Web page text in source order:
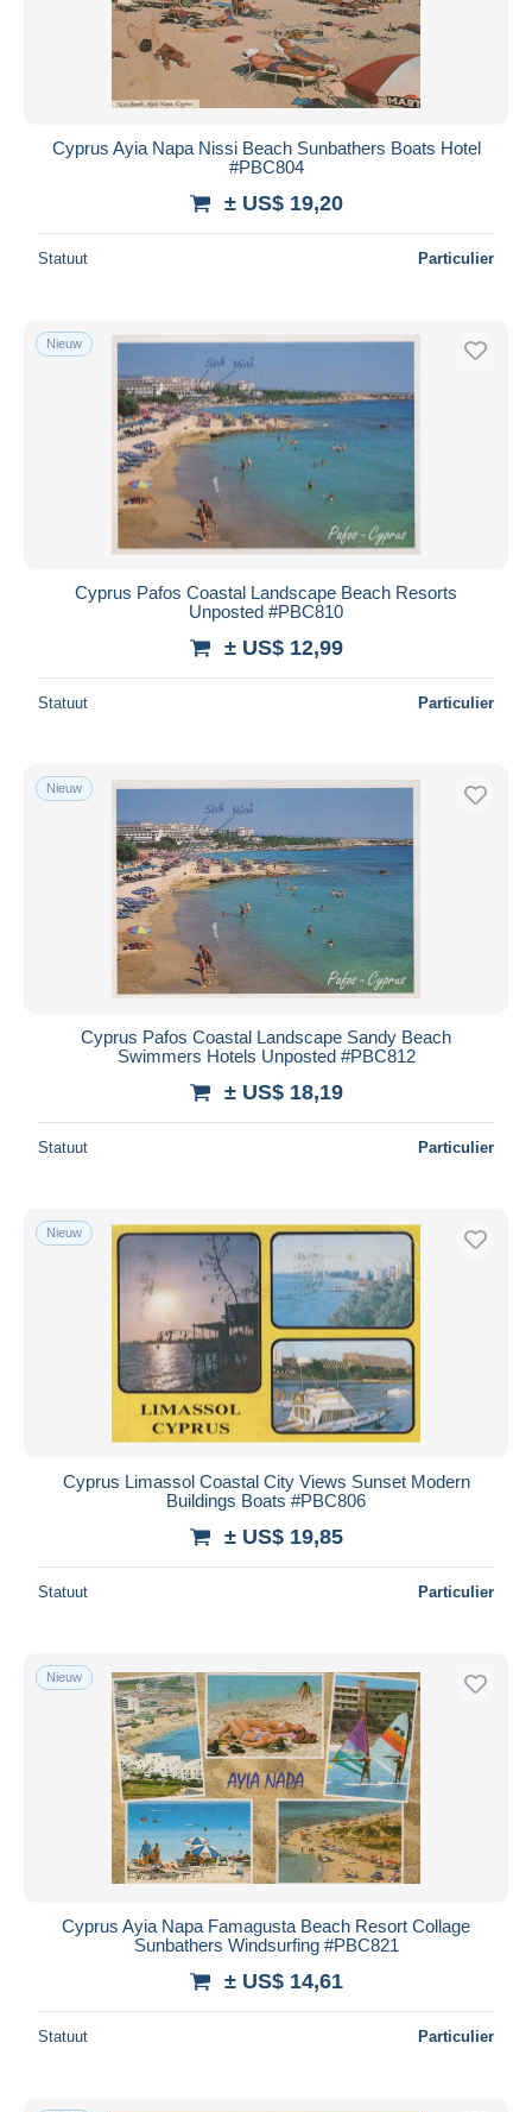
Cyprus Ayia Napa Nissi Beach Sunbathers Boats Hotel
#PBC804
± US$ 19,20
Statuut Particulier
Nieuw
Cyprus Pafos Coastal Landscape Beach Resorts
Unposted #PBC810
± US$ 12,99
Statuut Particulier
Nieuw
Cyprus Pafos Coastal Landscape Sandy Beach
Swimmers Hotels Unposted #PBC812
± US$ 18,19
Statuut Particulier
Nieuw
Cyprus Limassol Coastal City Views Sunset Modern
Buildings Boats #PBC806
± US$ 19,85
Statuut Particulier
Nieuw
Cyprus Ayia Napa Famagusta Beach Resort Collage
Sunbathers Windsurfing #PBC821
± US$ 14,61
Statuut Particulier